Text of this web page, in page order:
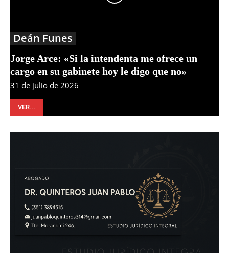
Deán Funes
Jorge Arce: «Si la intendenta me ofrece un
cargo en su gabinete hoy le digo que no»
31 de julio de 2026
VER...